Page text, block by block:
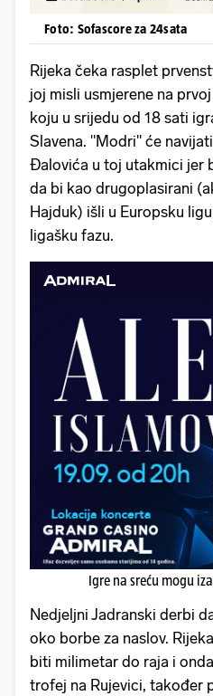
Foto: Sofascore za 24sata
Rijeka čeka rasplet
joj misli usmjerene na
koju u srijedu od 18 sati
Slavena. "Modri" će
Đalovića u toj utakmici jer
da bi kao drugoplasirani
Hajduk) išli u Europsku
ligašku fazu.
Igre na sreću mogu
Nedjeljni Jadranski derbi
oko borbe za naslov.
biti milimetar do raja i
trofej na Rujevici, također